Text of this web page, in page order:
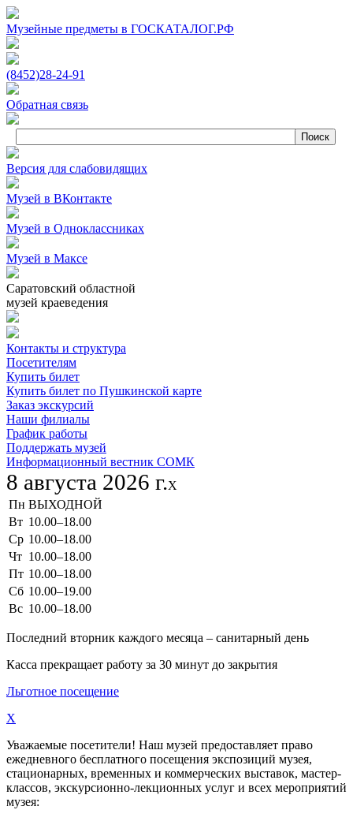
Музейные предметы в ГОСКАТАЛОГ.РФ
(8452)28‑24‑91
Обратная связь
Версия для слабовидящих
Музей в ВКонтакте
Музей в Одноклассниках
Музей в Максе
Саратовский областной
музей краеведения
Контакты и структура
Посетителям
Купить билет
Купить билет по Пушкинской карте
Заказ экскурсий
Наши филиалы
График работы
Поддержать музей
Информационный вестник СОМК
8 августа 2026 г.X
Пн ВЫХОДНОЙ
Вт 10.00–18.00
Ср 10.00–18.00
Чт 10.00–18.00
Пт 10.00–18.00
Сб 10.00–19.00
Вс 10.00–18.00
Последний вторник каждого месяца – санитарный день
Касса прекращает работу за 30 минут до закрытия
Льготное посещение
X
Уважаемые посетители! Наш музей предоставляет право
ежедневного бесплатного посещения экспозиций музея,
стационарных, временных и коммерческих выставок, мастер-
классов, экскурсионно-лекционных услуг и всех мероприятий
музея: